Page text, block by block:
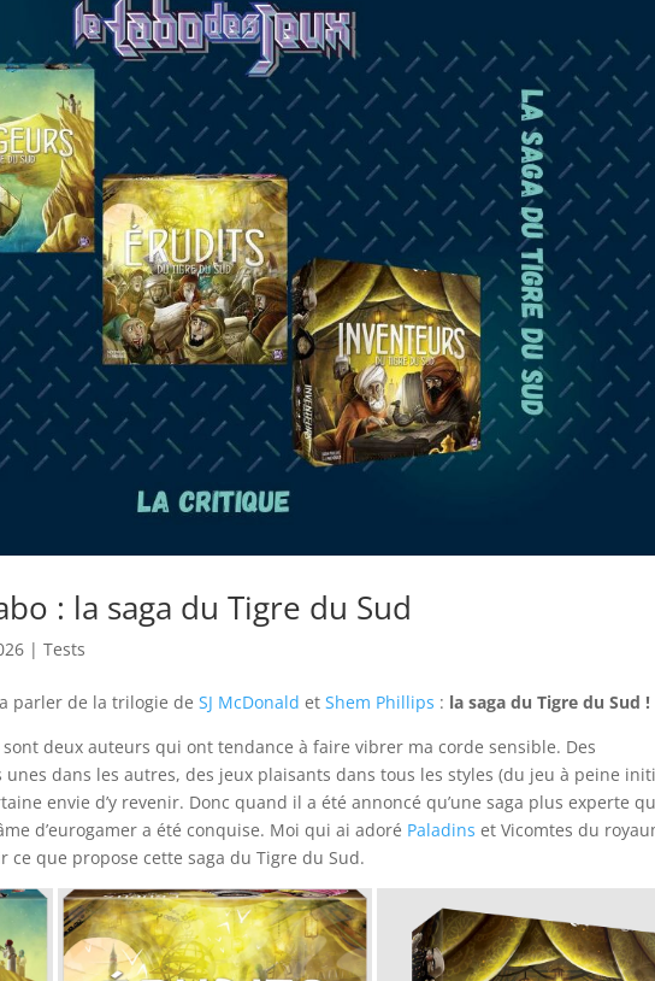
: la saga du Tigre du Sud
|Tests
parler de la trilogie deSJ McDonald etShem Phillips : la saga du Tigre du Sud !
sont deux auteurs qui ont tendance à faire vibrer ma corde sensible. Des
dans les autres, des jeux plaisants dans tous les styles (du jeu à peine
envie d’y revenir. Donc quand il a été annoncé qu’une saga plus experte
d’eurogamer a été conquise. Moi qui ai adoré Paladins et Vicomtes du
ce que propose cette saga du Tigre du Sud.